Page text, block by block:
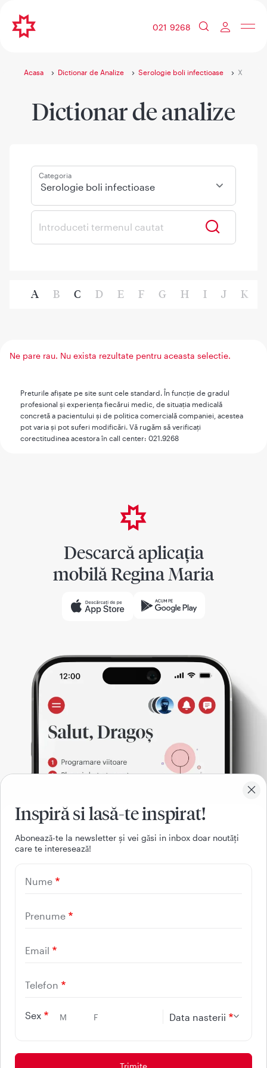
021 9268
Acasa Dictionar de Analize Serologie boli infectioase X
Dictionar de analize
Categoria
Serologie boli infectioase
A B C D E F G H I J K
Ne pare rau. Nu exista rezultate pentru aceasta selectie.
Inspiră si lasă-te inspirat!
Aboneazǎ-te la newsletter și vei gǎsi in inbox doar noutǎți
care te intereseazǎ!
Nume
Prenume
Email
Telefon
Sex M F Data nasterii
Preturile afişate pe site sunt cele standard. În funcţie de gradul
profesional şi experienţa fiecărui medic, de situaţia medicală
concretă a pacientului şi de politica comercială companiei, acestea
pot varia şi pot suferi modificări. Vă rugăm să verificaţi
corectitudinea acestora în call center: 021.9268
Descarcă aplicația
mobilă Regina Maria
CONTACT